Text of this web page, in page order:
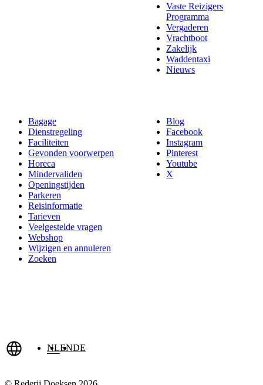
Vaste Reizigers
Programma
Vergaderen
Vrachtboot
Zakelijk
Waddentaxi
Nieuws
Bagage
Dienstregeling
Faciliteiten
Gevonden voorwerpen
Horeca
Mindervaliden
Openingstijden
Parkeren
Reisinformatie
Tarieven
Veelgestelde vragen
Webshop
Wijzigen en annuleren
Zoeken
Blog
Facebook
Instagram
Pinterest
Youtube
X
NLENDE